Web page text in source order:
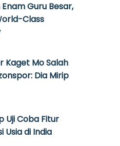
Guru Besar,
Class
Kaget Mo Salah
Dia Mirip
Uji Coba Fitur
Usia di India